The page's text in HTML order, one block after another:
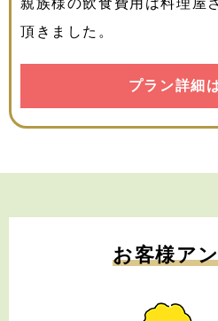
親族様の飲食費用は料理屋
頂きました。
プラン詳細
お客様ア